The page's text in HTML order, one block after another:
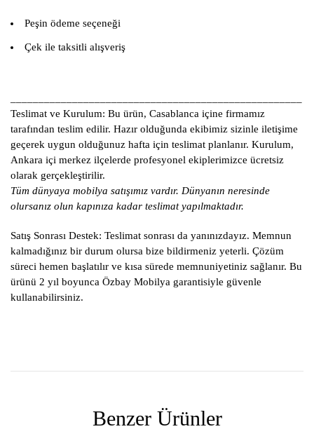
Peşin ödeme seçeneği
Çek ile taksitli alışveriş
Teslimat ve Kurulum: Bu ürün, Casablanca içine firmamız
tarafından teslim edilir. Hazır olduğunda ekibimiz sizinle iletişime
geçerek uygun olduğunuz hafta için teslimat planlanır. Kurulum,
Ankara içi merkez ilçelerde profesyonel ekiplerimizce ücretsiz
olarak gerçekleştirilir.
Tüm dünyaya mobilya satışımız vardır. Dünyanın neresinde
olursanız olun kapınıza kadar teslimat yapılmaktadır.
Satış Sonrası Destek: Teslimat sonrası da yanınızdayız. Memnun
kalmadığınız bir durum olursa bize bildirmeniz yeterli. Çözüm
süreci hemen başlatılır ve kısa sürede memnuniyetiniz sağlanır. Bu
ürünü 2 yıl boyunca Özbay Mobilya garantisiyle güvenle
kullanabilirsiniz.
Benzer Ürünler